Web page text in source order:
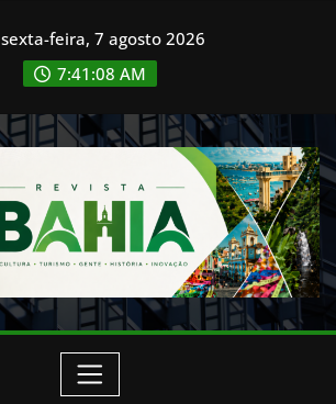
sexta-feira, 7 agosto 2026
7:41:10 AM